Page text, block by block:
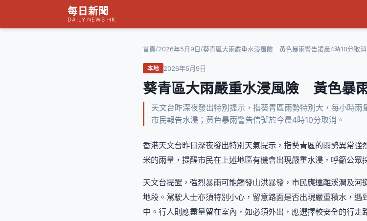
每日新聞
DAILY NEWS HK
首頁/2026年5月9日 /葵青區大雨嚴重水浸風險 黃色暴雨警告凌晨4時10分取消
本地 2026年5月9日
葵青區大雨嚴重水浸風險 黃色暴
天文台昨深夜發出特別提示，指葵青區雨勢特別大，每小時
市民報告水浸；黃色暴雨警告信號於今晨4時10分取消。
香港天文台昨日深夜發出特別天氣提示，指葵青區的雨勢異常
米的雨量，提醒市民在上述地區有機會出現嚴重水浸，呼籲公眾
天文台提醒，強烈暴雨可能觸發山洪暴發，市民應遠離溪澗及
地段。駕駛人士亦須特別小心，留意路面是否出現嚴重積水，
中。行人則應盡量留在室內，如必須外出，應選擇較安全的行